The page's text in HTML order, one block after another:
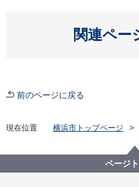
関連ペー
前のページに戻る
現在位置 横浜市トップページ
土木事
ページ